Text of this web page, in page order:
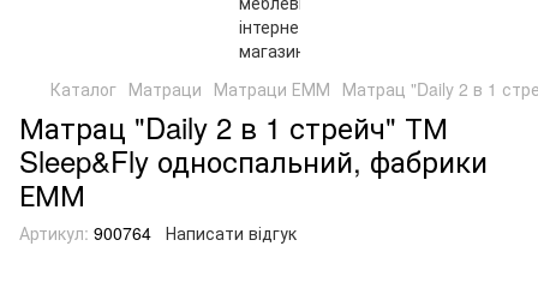
Каталог Матраци Матраци ЕММ Матрац "Daily 2 в 1
Матрац "Daily 2 в 1 стрейч" ТМ
Sleep&Fly односпальний, фабрики
ЕММ
Артикул: 900764 Написати відгук